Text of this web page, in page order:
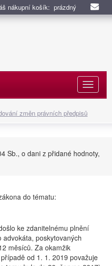
nákupní košík: prázdný
změn právních předpisů
Sb., o dani z přidané hodnoty,
do tématu:
ke zdanitelnému plnění
poskytovaných
měsíců. Za okamžik
od 1. 1. 2019 považuje